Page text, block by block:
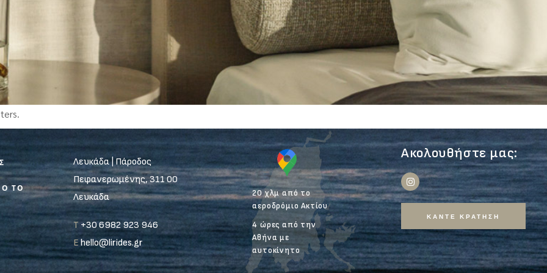
ΤΟ
Λευκάδα | Πάροδος
Πεφανερωμένης, 311 00
Λευκάδα
T +30 6982 923 946
Ehello@lirides.gr
20 χλμ από το
αεροδρόμιο Ακτίου
4 ώρες από την
Αθήνα με
αυτοκίνητο
Ακολουθήστε μας:
ΚΑΝΤΕ ΚΡΑΤΗΣΗ